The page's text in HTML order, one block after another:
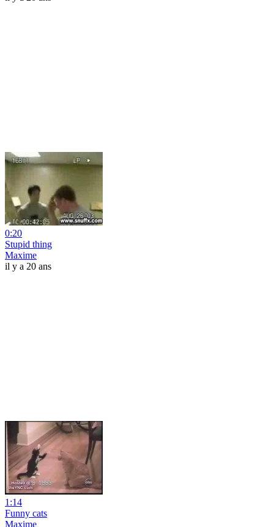
0:20
Stupid thing
Maxime
il y a 20 ans
1:14
Funny cats
Maxime